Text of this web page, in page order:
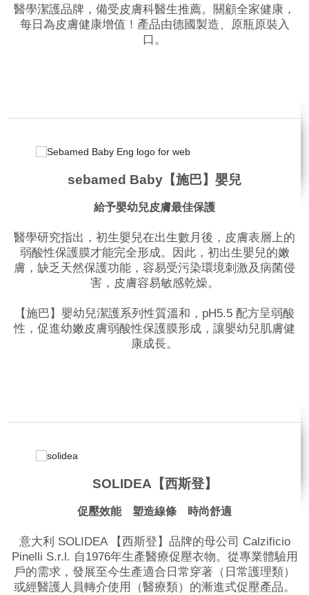
醫學潔護品牌，備受皮膚科醫生推薦。關顧全家健康，
每日為皮膚健康增值！產品由德國製造、原瓶原裝入
口。
sebamed Baby【施巴】嬰兒
給予嬰幼兒皮膚最佳保護
醫學研究指出，初生嬰兒在出生數月後，皮膚表層上的
弱酸性保護膜才能完全形成。因此，初出生嬰兒的嫩
膚，缺乏天然保護功能，容易受污染環境刺激及病菌侵
害，皮膚容易敏感乾燥。
【施巴】嬰幼兒潔護系列性質溫和，pH5.5 配方呈弱酸
性，促進幼嫩皮膚弱酸性保護膜形成，讓嬰幼兒肌膚健
康成長。
SOLIDEA【西斯登】
促壓效能 塑造線條 時尚舒適
意大利 SOLIDEA 【西斯登】品牌的母公司 Calzificio
Pinelli S.r.l. 自1976年生產醫療促壓衣物。從專業體驗用
戶的需求，發展至今生產適合日常穿著（日常護理類）
或經醫護人員轉介使用（醫療類）的漸進式促壓產品。